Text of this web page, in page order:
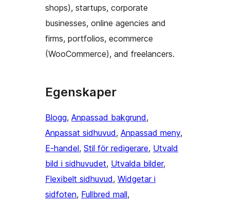
shops), startups, corporate
businesses, online agencies and
firms, portfolios, ecommerce
(WooCommerce), and freelancers.
Egenskaper
Blogg, Anpassad bakgrund
Anpassat sidhuvud, Anpassad meny
E-handel, Stil för redigerare, Utvald
bild i sidhuvudet, Utvalda bilder
Flexibelt sidhuvud, Widgetar i
sidfoten, Fullbred mall